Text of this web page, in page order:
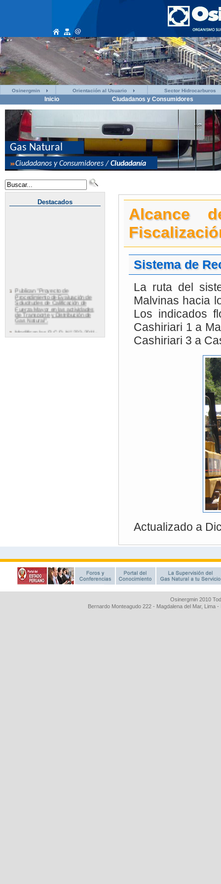
Osinergmin Orientación al Usuario Sector Hidrocarburos
Inicio Ciudadanos y Consumidores
Osinergmin 2010
Bernardo Monteagudo 222 - Magdalena del Mar, Lima